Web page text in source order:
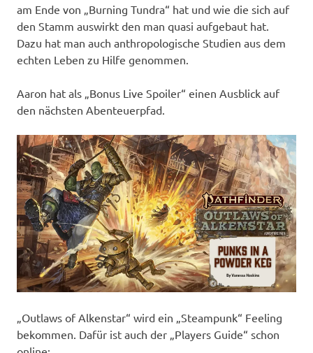
am Ende von „Burning Tundra“ hat und wie die sich auf
den Stamm auswirkt den man quasi aufgebaut hat.
Dazu hat man auch anthropologische Studien aus dem
echten Leben zu Hilfe genommen.
Aaron hat als „Bonus Live Spoiler“ einen Ausblick auf
den nächsten Abenteuerpfad.
„Outlaws of Alkenstar“ wird ein „Steampunk“ Feeling
bekommen. Dafür ist auch der „Players Guide“ schon